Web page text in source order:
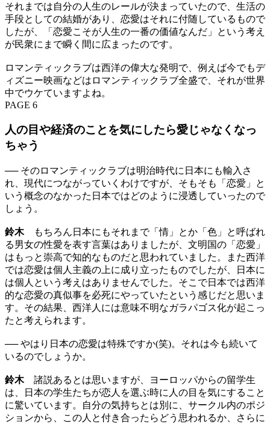
それまでは自分の人生のレールが決まっていたので、生活の
手段としての結婚があり、恋愛はそれに付随しているもので
したが、「恋愛こそが人生の一番の価値なんだ」という考え
が民衆にまで瞬く間に広まったのです。
ロマンティックラブは西洋の偉大な発明で、例えば今でもデ
ィズニー映画などはロマンティックラブ全盛で、それが世界
中でウケていますよね。
PAGE 6
人の目や経済のことを気にしたら愛じゃなくなっ
ちゃう
── そのロマンティックラブは明治時代に日本にも輸入さ
れ、現代につながっていくわけですが、そもそも「恋愛」と
いう概念のなかった日本ではどのように浸透していったので
しょう。
鈴木もちろん日本にもそれまで「情」とか「色」と呼ばれ
る男女の性愛を表す言葉はありましたが、文明国の「恋愛」
はもっと崇高で知的なものだと思われていました。また西洋
では恋愛は個人主義の上に成り立ったものでしたが、日本に
は個人という考えはありませんでした。そこで日本では西洋
的な恋愛の真似事を必死にやっていたという感じだと思いま
す。その結果、西洋人には意味不明なガラパゴス化が起こっ
たと考えられます。
── やはり日本の恋愛は特殊ですか(笑)。それは今も続いて
いるのでしょうか。
鈴木諸説あるとは思いますが、ヨーロッパからの留学生
は、日本の学生たちが恋人を選ぶ時に人の目を気にすること
に驚いています。自分の気持ちとは別に、サークル内のポジ
ションから、この人と付き合ったらどう思われるか、さらに